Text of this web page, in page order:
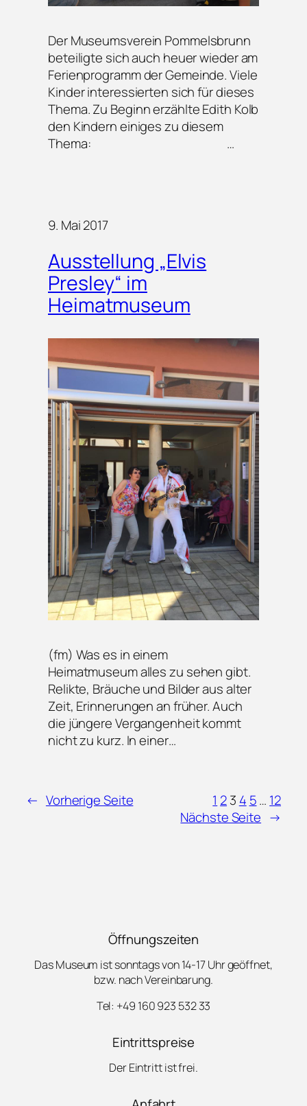
Der Museumsverein Pommelsbrunn
beteiligte sich auch heuer wieder am
Ferienprogramm der Gemeinde. Viele
Kinder interessierten sich für dieses
Thema. Zu Beginn erzählte Edith Kolb
den Kindern einiges zu diesem
Thema: …
9. Mai 2017
Ausstellung „Elvis
Presley“ im
Heimatmuseum
(fm) Was es in einem
Heimatmuseum alles zu sehen gibt.
Relikte, Bräuche und Bilder aus alter
Zeit, Erinnerungen an früher. Auch
die jüngere Vergangenheit kommt
nicht zu kurz. In einer…
← Vorherige Seite 1 23 4 5… 12
Nächste Seite →
Öffnungszeiten
Das Museum ist sonntags von 14-17 Uhr geöffnet,
bzw. nach Vereinbarung.
Tel: +49 160 923 532 33
Eintrittspreise
Der Eintritt ist frei.